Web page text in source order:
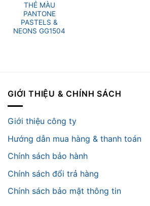
THẺ MÀU
PANTONE
PASTELS &
NEONS GG1504
GIỚI THIỆU & CHÍNH SÁCH
Giới thiệu công ty
Hướng dẫn mua hàng & thanh toán
Chính sách bảo hành
Chính sách đổi trả hàng
Chính sách bảo mật thông tin